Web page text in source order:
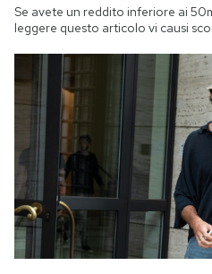
Se avete un reddito inferiore ai
leggere questo articolo vi causi